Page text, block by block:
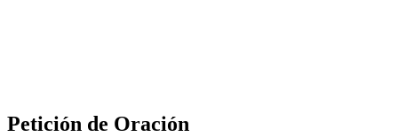
Petición de Oración